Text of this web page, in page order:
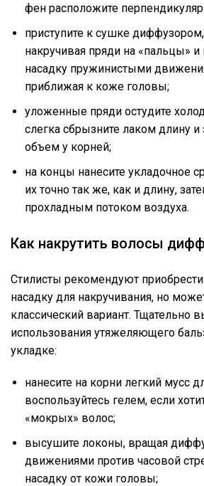
фен расположите
приступите к сушке
накручивая пряди на «пальцы»
насадку пружинистыми
приближая к коже головы;
уложенные пряди остудите
слегка сбрызните лаком длину и
объем у корней;
на концы нанесите укладочное
их точно так же, как и длину,
прохладным потоком воздуха.
Как накрутить волосы
Стилисты рекомендуют
насадку для накручивания, но
классический вариант.
использования утяжеляющего
укладке:
нанесите на корни легкий мусс
воспользуйтесь гелем, если
«мокрых» волос;
высушите локоны, вращая
движениями против часовой
насадку от кожи головы;